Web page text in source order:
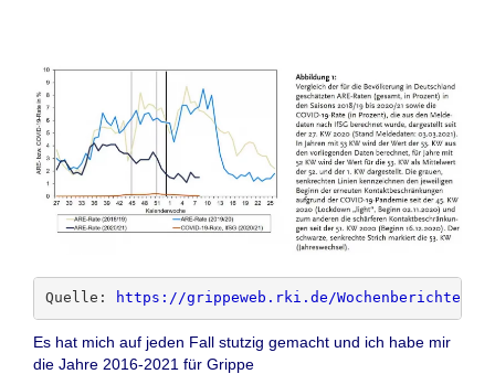
Quelle: https://grippeweb.rki.de/Wochenberichte/
Es hat mich auf jeden Fall stutzig gemacht und ich habe mir
die Jahre 2016-2021 für Grippe